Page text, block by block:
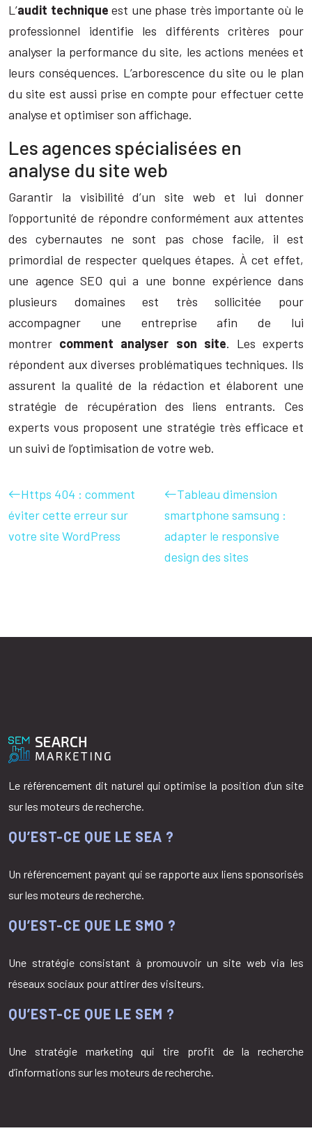
L’audit technique est une phase très importante où le
professionnel identifie les différents critères pour
analyser la performance du site, les actions menées et
leurs conséquences. L’arborescence du site ou le plan
du site est aussi prise en compte pour effectuer cette
analyse et optimiser son affichage.
Les agences spécialisées en
analyse du site web
Garantir la visibilité d’un site web et lui donner
l’opportunité de répondre conformément aux attentes
des cybernautes ne sont pas chose facile, il est
primordial de respecter quelques étapes. À cet effet,
une agence SEO qui a une bonne expérience dans
plusieurs domaines est très sollicitée pour
accompagner une entreprise afin de lui
montrer comment analyser son site. Les experts
répondent aux diverses problématiques techniques. Ils
assurent la qualité de la rédaction et élaborent une
stratégie de récupération des liens entrants. Ces
experts vous proposent une stratégie très efficace et
un suivi de l’optimisation de votre web.
Https 404 : comment
éviter cette erreur sur
votre site WordPress
Tableau dimension
smartphone samsung :
adapter le responsive
design des sites
Le référencement dit naturel qui optimise la position d’un site
sur les moteurs de recherche.
QU’EST-CE QUE LE SEA ?
Un référencement payant qui se rapporte aux liens sponsorisés
sur les moteurs de recherche.
QU’EST-CE QUE LE SMO ?
Une stratégie consistant à promouvoir un site web via les
réseaux sociaux pour attirer des visiteurs.
QU’EST-CE QUE LE SEM ?
Une stratégie marketing qui tire profit de la recherche
d’informations sur les moteurs de recherche.